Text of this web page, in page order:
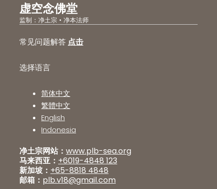
虚空念佛堂
监制：净土宗 • 净本法师
常见问题解答 点击
选择语言
简体中文
繁體中文
English
Indonesia
净土宗网站： www.plb-sea.org
马来西亚： +6019-4848 123
新加坡： +65-8818 4848
邮箱： plb.v18@gmail.com